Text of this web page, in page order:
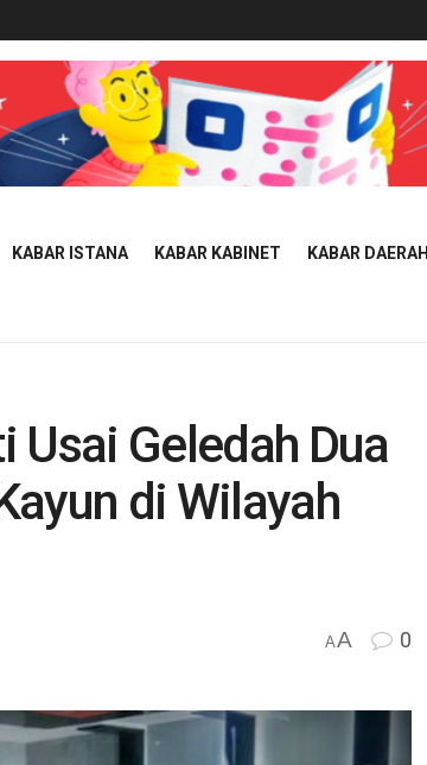
KABAR ISTANA KABAR KABINET KABAR DAERAH
Usai Geledah Dua
di Wilayah
AA 0